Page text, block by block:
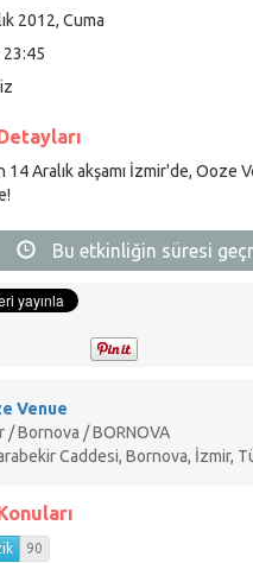
2012, Cuma
23:45
14 Aralık akşamı İzmir'de, Ooze
Bu etkinliğin süresi
Venue
/ Bornova / BORNOVA
Caddesi, Bornova, İzmir,
90